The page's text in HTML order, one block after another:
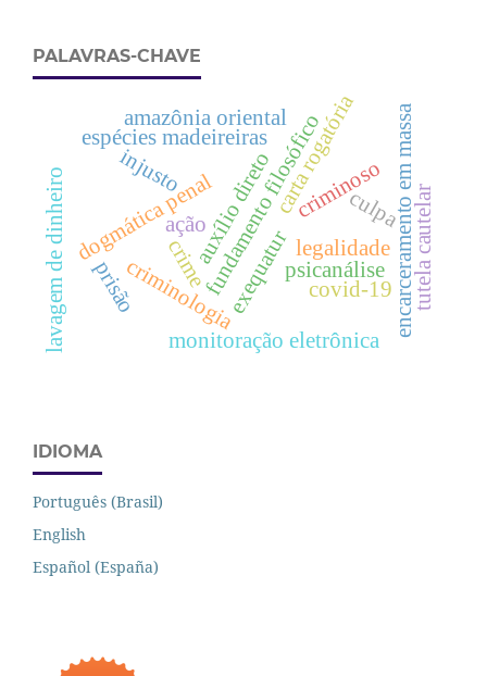
PALAVRAS-CHAVE
ação
crime
dogmática penalfundamento filosófico
criminologia
criminoso
psicanálise
injusto
culpaencarceramento em massa
monitoração eletrônica
espécies madeireiras
amazônia orientalcarta rogatória
auxílio direto
exequatur legalidade
lavagem de dinheiro prisão covid-19 tutela cautelar
IDIOMA
Português (Brasil)
English
Español (España)